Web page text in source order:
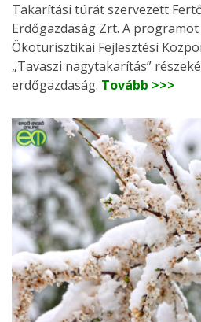
Takarítási túrát szervezett
Erdőgazdaság Zrt. A programot
Ökoturisztikai Fejlesztési
„Tavaszi nagytakarítás”
erdőgazdaság. Tovább >>>